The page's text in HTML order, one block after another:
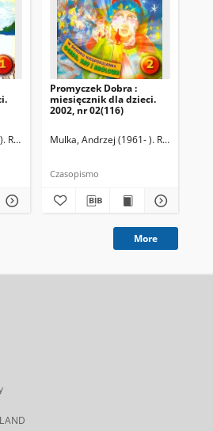
Redaktor naczelny
Promyczek Dobra :
miesięcznik dla dzieci.
2002, nr 02(116)
Mulka, Andrzej (1961- ). Redaktor
Czasopismo
More